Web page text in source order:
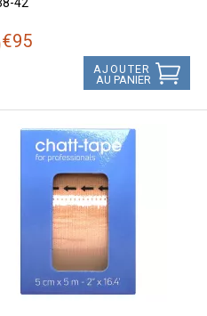
€95
AJOUTER
AU PANIER